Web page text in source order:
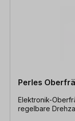
Perles
Elektronik-
regelbare